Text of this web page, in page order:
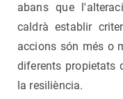
abans que
caldrà establir
accions són més o
diferents propietats
la resiliència.